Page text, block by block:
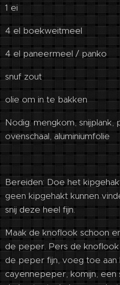
1 ei
4 el boekweitmeel
4 el paneermeel / panko
snuf zout
olie om in te bakken
Nodig: mengkom, snijplank,
ovenschaal, aluminiumfolie
Bereiden: Doe het
geen kipgehakt kunnen
snij deze heel fijn.
Maak de knoflook schoon
de peper. Pers de
de peper fijn, voeg toe aan
cayennepeper, komijn, een